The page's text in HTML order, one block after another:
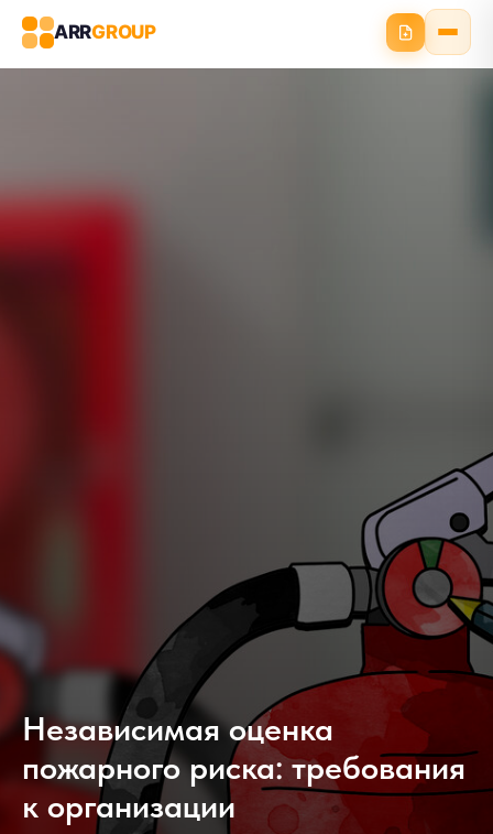
ARRGROUP
Независимая оценка
пожарного риска: требования
к организации